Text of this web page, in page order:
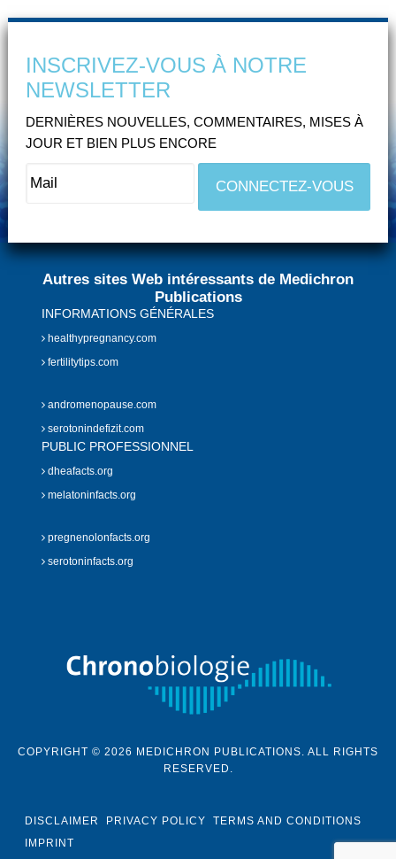
INSCRIVEZ-VOUS À NOTRE
NEWSLETTER
DERNIÈRES NOUVELLES, COMMENTAIRES, MISES À
JOUR ET BIEN PLUS ENCORE
Autres sites Web intéressants de Medichron
Publications
INFORMATIONS GÉNÉRALES
healthypregnancy.com
fertilitytips.com
andromenopause.com
serotonindefizit.com
PUBLIC PROFESSIONNEL
dheafacts.org
melatoninfacts.org
pregnenolonfacts.org
serotoninfacts.org
COPYRIGHT © 2026 MEDICHRON PUBLICATIONS. ALL RIGHTS
RESERVED.
DISCLAIMER PRIVACY POLICY
TERMS AND CONDITIONS
IMPRINT